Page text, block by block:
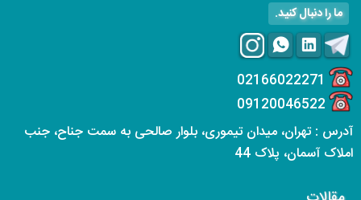
ما را دنبال کنید.
02166022271
09120046522
آدرس : تهران، میدان تیموری، بلوار صالحی به سمت جناح، جنب
املاک آسمان، پلاک 44